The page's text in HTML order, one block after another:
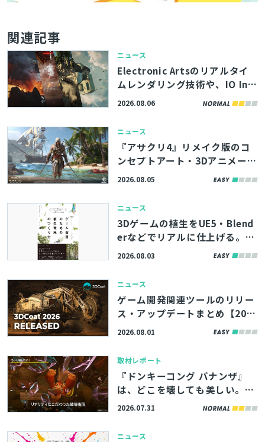
関連記事
ニュース
Electronic Artsのリアルタイ
ムレンダリング技術や、IO Int
eractive内製エンジンのボリュ
強会の講演資料が公開
2026.08.06
ニュース
『アサクリ4』リメイク版のコ
ンセプトアート・3Dアニメーシ
ョンなど500点以上、ArtStati
2026.08.05
ニュース
3Dゲームの植生をUE5・Blend
erなどでリアルに仕上げる。書
籍『ゲーム背景のための植生環
2026.08.03
ニュース
ゲーム開発関連ツールのリリー
ス・アップデートまとめ【202
6/8/1】
2026.08.01
取材レポート
『ドンキーコング バナンザ』
は、どこを壊しても美しい。破
片の飛び方や断面の描写まで制
2026.07.31
ニュース